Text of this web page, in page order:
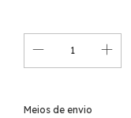
Entregas para o CEP:
Meios de envio